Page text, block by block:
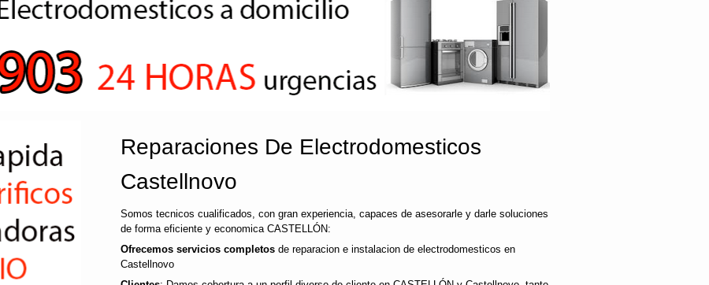
Reparaciones De Electrodomesticos
Castellnovo
Somos tecnicos cualificados, con gran experiencia, capaces de asesorarle y darle soluciones
de forma eficiente y economica CASTELLÓN:
Ofrecemos servicios completos de reparacion e instalacion de electrodomesticos en
Castellnovo